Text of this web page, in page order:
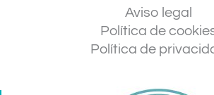
Aviso legal
Política de
Política de